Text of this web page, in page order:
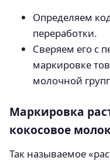
Определяем
переработки.
Сверяем его с
маркировке
молочной
Маркировка
кокосовое
Так называемое